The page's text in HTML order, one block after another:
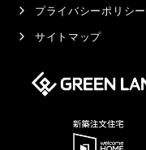
プライバシーポリシー
サイトマップ